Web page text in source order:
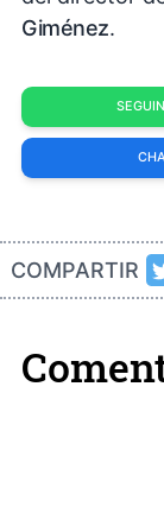
Giménez.
COMPARTIR